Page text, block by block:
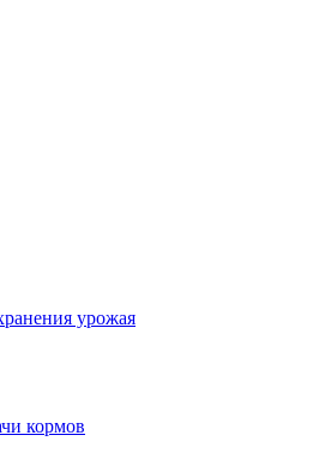
урожая
кормов